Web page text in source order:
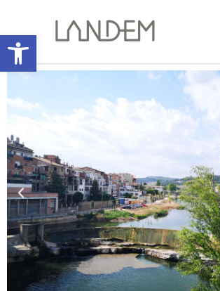
Abrir barra de herramientas